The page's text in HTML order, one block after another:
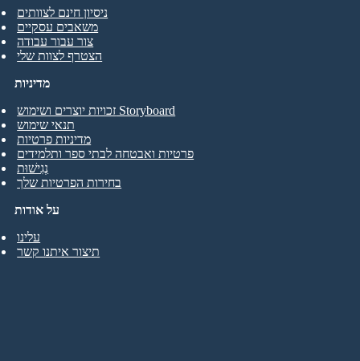
ניסיון חינם לצוותים
משאבים עסקיים
צור עבור עבודה
הצטרף לצוות שלי
על אודות
עלינו
תיצור איתנו קשר
מדיניות
זכויות יוצרים ושימוש Storyboard
תנאי שימוש
מדיניות פרטיות
פרטיות ואבטחה לבתי ספר ותלמידים
נְגִישׁוּת
בחירות הפרטיות שלך